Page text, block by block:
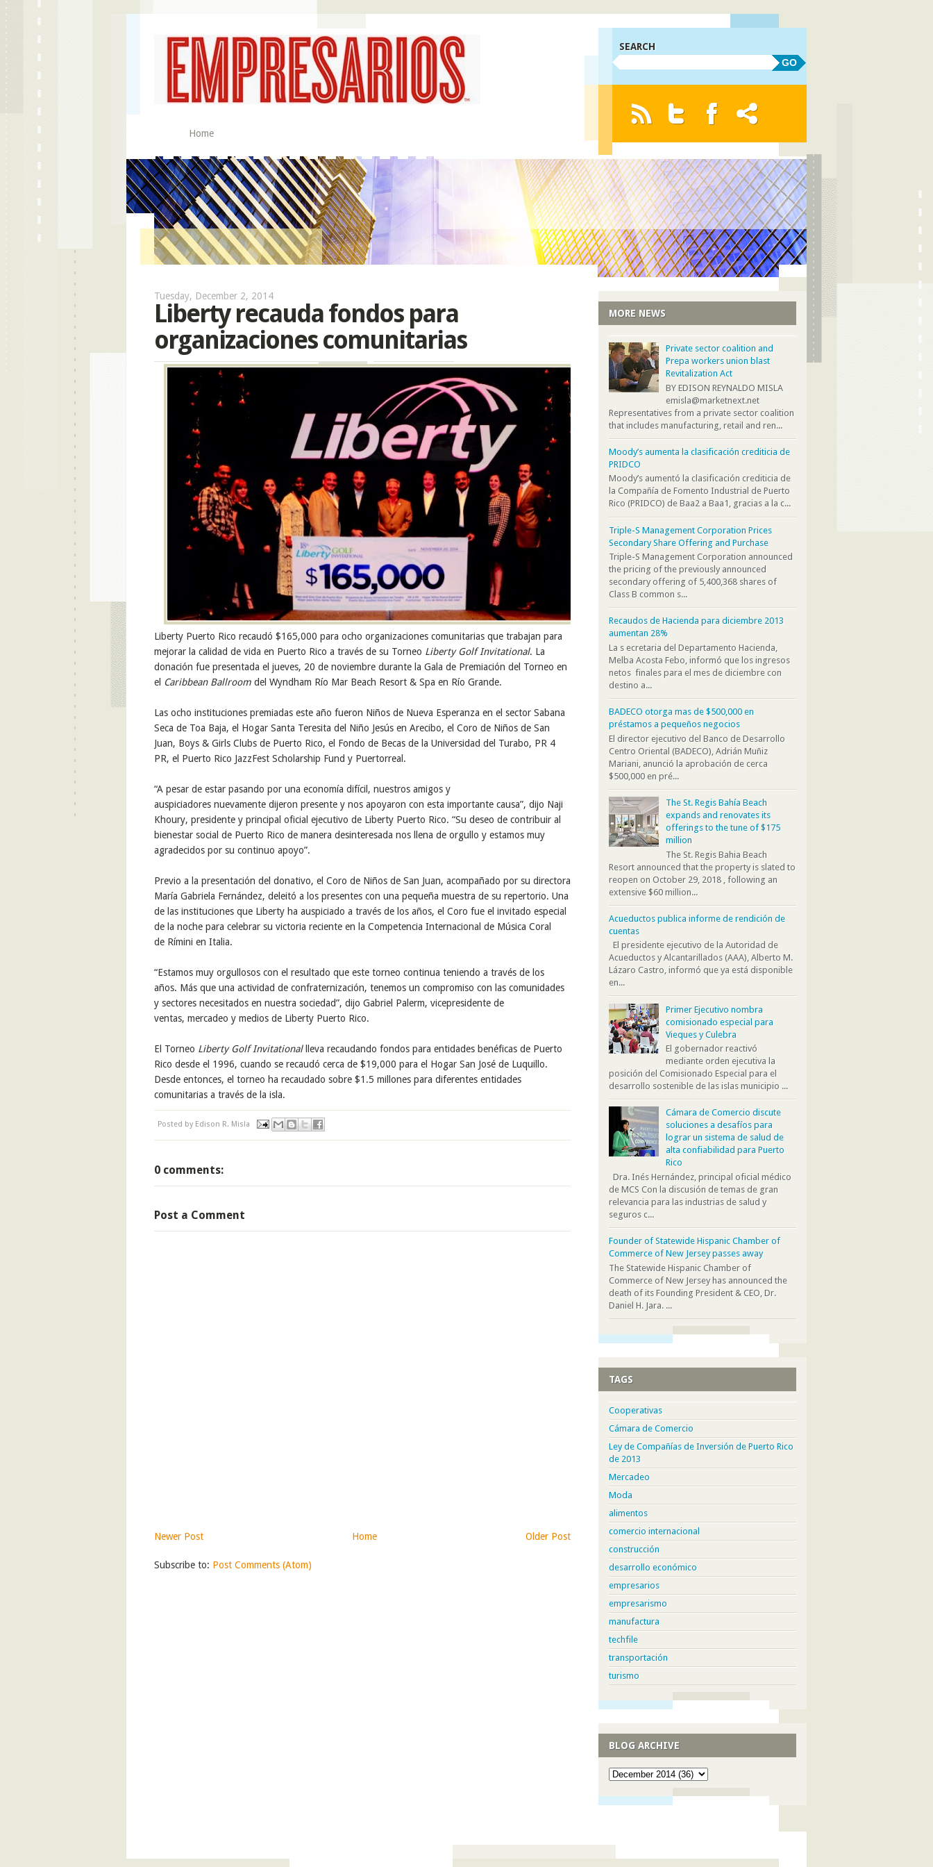
Home
SEARCH
GO
Tuesday, December 2, 2014
Liberty recauda fondos para
organizaciones comunitarias
Liberty Puerto Rico recaudó $165,000 para ocho organizaciones comunitarias que trabajan para
mejorar la calidad de vida en Puerto Rico a través de su Torneo Liberty Golf Invitational. La
donación fue presentada el jueves, 20 de noviembre durante la Gala de Premiación del Torneo en
el Caribbean Ballroom del Wyndham Río Mar Beach Resort & Spa en Río Grande.
Las ocho instituciones premiadas este año fueron Niños de Nueva Esperanza en el sector Sabana
Seca de Toa Baja, el Hogar Santa Teresita del Niño Jesús en Arecibo, el Coro de Niños de San
Juan, Boys & Girls Clubs de Puerto Rico, el Fondo de Becas de la Universidad del Turabo, PR 4
PR, el Puerto Rico JazzFest Scholarship Fund y Puertorreal.
“A pesar de estar pasando por una economía difícil, nuestros amigos y
auspiciadores nuevamente dijeron presente y nos apoyaron con esta importante causa”, dijo Naji
Khoury, presidente y principal oficial ejecutivo de Liberty Puerto Rico. “Su deseo de contribuir al
bienestar social de Puerto Rico de manera desinteresada nos llena de orgullo y estamos muy
agradecidos por su continuo apoyo”.
Previo a la presentación del donativo, el Coro de Niños de San Juan, acompañado por su directora
María Gabriela Fernández, deleitó a los presentes con una pequeña muestra de su repertorio. Una
de las instituciones que Liberty ha auspiciado a través de los años, el Coro fue el invitado especial
de la noche para celebrar su victoria reciente en la Competencia Internacional de Música Coral
de Rímini en Italia.
“Estamos muy orgullosos con el resultado que este torneo continua teniendo a través de los
años. Más que una actividad de confraternización, tenemos un compromiso con las comunidades
y sectores necesitados en nuestra sociedad”, dijo Gabriel Palerm, vicepresidente de
ventas, mercadeo y medios de Liberty Puerto Rico.
El Torneo Liberty Golf Invitational lleva recaudando fondos para entidades benéficas de Puerto
Rico desde el 1996, cuando se recaudó cerca de $19,000 para el Hogar San José de Luquillo.
Desde entonces, el torneo ha recaudado sobre $1 .5 millones para diferentes entidades
comunitarias a través de la isla.
Posted by Edison R. Misla
0 comments:
Post a Comment
Newer Post Older Post
Home
Subscribe to: Post Comments (Atom)
MORE NEWS
Private sector coalition and
Prepa workers union blast
Revitalization Act
BY EDISON REYNALDO MISLA
emisla@marketnext.net
Representatives from a private sector coalition
that includes manufacturing, retail and ren...
Moody’s aumenta la clasificación crediticia de
PRIDCO
Moody’s aumentó la clasificación crediticia de
la Compañía de Fomento Industrial de Puerto
Rico (PRIDCO) de Baa2 a Baa1, gracias a la c...
Triple-S Management Corporation Prices
Secondary Share Offering and Purchase
Triple-S Management Corporation announced
the pricing of the previously announced
secondary offering of 5,400,368 shares of
Class B common s...
Recaudos de Hacienda para diciembre 2013
aumentan 28%
La s ecretaria del Departamento Hacienda,
Melba Acosta Febo, informó que los ingresos
netos finales para el mes de diciembre con
destino a...
BADECO otorga mas de $500,000 en
préstamos a pequeños negocios
El director ejecutivo del Banco de Desarrollo
Centro Oriental (BADECO), Adrián Muñiz
Mariani, anunció la aprobación de cerca
$500,000 en pré...
The St. Regis Bahía Beach
expands and renovates its
offerings to the tune of $175
million
The St. Regis Bahia Beach
Resort announced that the property is slated to
reopen on October 29, 2018 , following an
extensive $60 million...
Acueductos publica informe de rendición de
cuentas
El presidente ejecutivo de la Autoridad de
Acueductos y Alcantarillados (AAA), Alberto M.
Lázaro Castro, informó que ya está disponible
en...
Primer Ejecutivo nombra
comisionado especial para
Vieques y Culebra
El gobernador reactivó
mediante orden ejecutiva la
posición del Comisionado Especial para el
desarrollo sostenible de las islas municipio ...
Cámara de Comercio discute
soluciones a desafíos para
lograr un sistema de salud de
alta confiabilidad para Puerto
Rico
Dra. Inés Hernández, principal oficial médico
de MCS Con la discusión de temas de gran
relevancia para las industrias de salud y
seguros c...
Founder of Statewide Hispanic Chamber of
Commerce of New Jersey passes away
The Statewide Hispanic Chamber of
Commerce of New Jersey has announced the
death of its Founding President & CEO, Dr.
Daniel H. Jara. ...
TAGS
Cooperativas
Cámara de Comercio
Ley de Compañías de Inversión de Puerto Rico
de 2013
Mercadeo
Moda
alimentos
comercio internacional
construcción
desarrollo económico
empresarios
empresarismo
manufactura
techfile
transportación
turismo
BLOG ARCHIVE